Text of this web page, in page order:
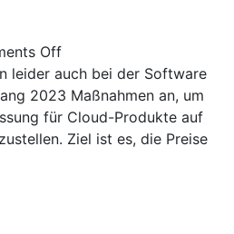
Off
leider auch bei der Software
2023 Maßnahmen an, um
für Cloud-Produkte auf
Ziel ist es, die Preise